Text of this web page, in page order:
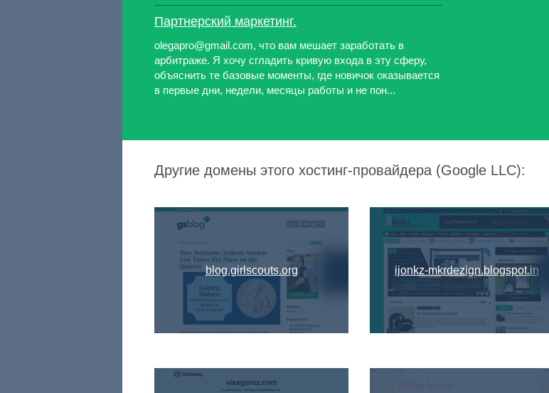
Партнерский маркетинг.
olegapro@gmail.com, что вам мешает заработать в
арбитраже. Я хочу сгладить кривую входа в эту сферу,
объяснить те базовые моменты, где новичок оказывается
в первые дни, недели, месяцы работы и не пон...
Другие домены этого хостинг-провайдера (Google LLC):
blog.girlscouts.org ijonkz-mkrdezign.blogspot.in